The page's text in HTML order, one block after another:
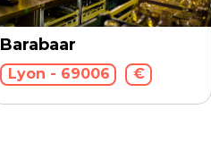
Barabaar
Lyon - 69006 €